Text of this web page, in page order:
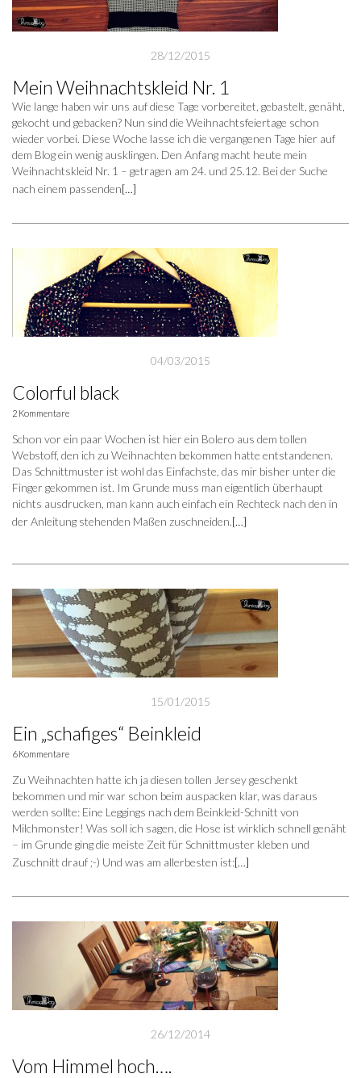
28/12/2015
Mein Weihnachtskleid Nr. 1
Wie lange haben wir uns auf diese Tage vorbereitet, gebastelt, genäht,
gekocht und gebacken? Nun sind die Weihnachtsfeiertage schon
wieder vorbei. Diese Woche lasse ich die vergangenen Tage hier auf
dem Blog ein wenig ausklingen. Den Anfang macht heute mein
Weihnachtskleid Nr. 1 – getragen am 24. und 25.12. Bei der Suche
nach einem passenden[…]
04/03/2015
Colorful black
2 Kommentare
Schon vor ein paar Wochen ist hier ein Bolero aus dem tollen
Webstoff, den ich zu Weihnachten bekommen hatte entstandenen.
Das Schnittmuster ist wohl das Einfachste, das mir bisher unter die
Finger gekommen ist. Im Grunde muss man eigentlich überhaupt
nichts ausdrucken, man kann auch einfach ein Rechteck nach den in
der Anleitung stehenden Maßen zuschneiden.[…]
15/01/2015
Ein „schafiges“ Beinkleid
6 Kommentare
Zu Weihnachten hatte ich ja diesen tollen Jersey geschenkt
bekommen und mir war schon beim auspacken klar, was daraus
werden sollte: Eine Leggings nach dem Beinkleid-Schnitt von
Milchmonster! Was soll ich sagen, die Hose ist wirklich schnell genäht
– im Grunde ging die meiste Zeit für Schnittmuster kleben und
Zuschnitt drauf ;-) Und was am allerbesten ist:[…]
26/12/2014
Vom Himmel hoch….